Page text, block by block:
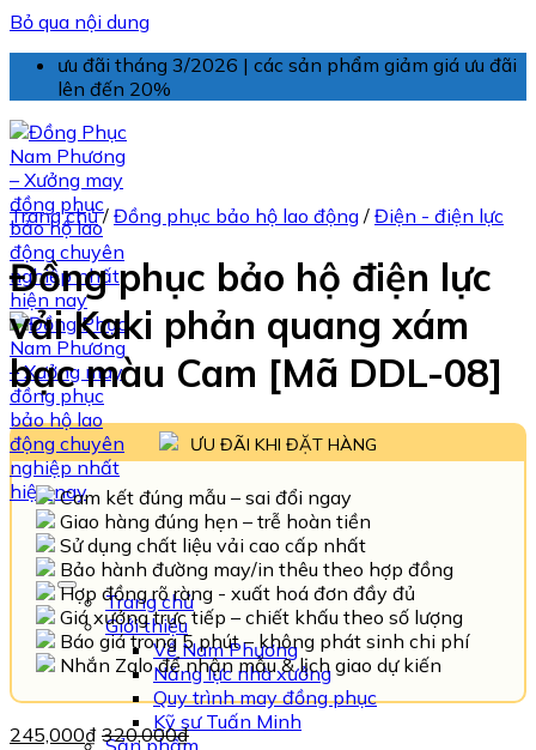
Bỏ qua nội dung
ưu đãi tháng 3/2026 | các sản phẩm giảm giá ưu đãi
lên đến 20%
Trang chủ
Giới thiệu
Về Nam Phương
Năng lực nhà xưởng
Quy trình may đồng phục
Kỹ sư Tuấn Minh
Sản phẩm
Trang chủ / Đồng phục bảo hộ lao động / Điện - điện lực
Đồng phục bảo hộ điện lực
vải Kaki phản quang xám
bạc màu Cam [Mã DDL-08]
ƯU ĐÃI KHI ĐẶT HÀNG
Cam kết đúng mẫu – sai đổi ngay
Giao hàng đúng hẹn – trễ hoàn tiền
Sử dụng chất liệu vải cao cấp nhất
Bảo hành đường may/in thêu theo hợp đồng
Hợp đồng rõ ràng - xuất hoá đơn đầy đủ
Giá xưởng trực tiếp – chiết khấu theo số lượng
Báo giá trong 5 phút – không phát sinh chi phí
Nhắn Zalo để nhận mẫu & lịch giao dự kiến
245,000₫ 320,000₫